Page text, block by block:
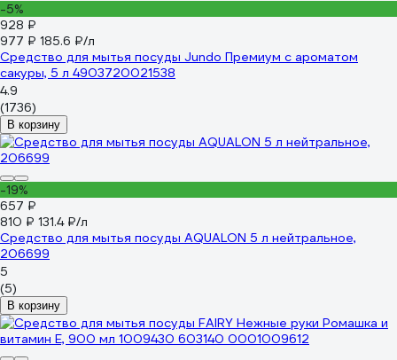
-5%
928 ₽
977 ₽ 185.6 ₽/л
Средство для мытья посуды Jundo Премиум с ароматом
сакуры, 5 л 4903720021538
4.9
(1736)
В корзину
-19%
657 ₽
810 ₽ 131.4 ₽/л
Средство для мытья посуды AQUALON 5 л нейтральное,
206699
5
(5)
В корзину